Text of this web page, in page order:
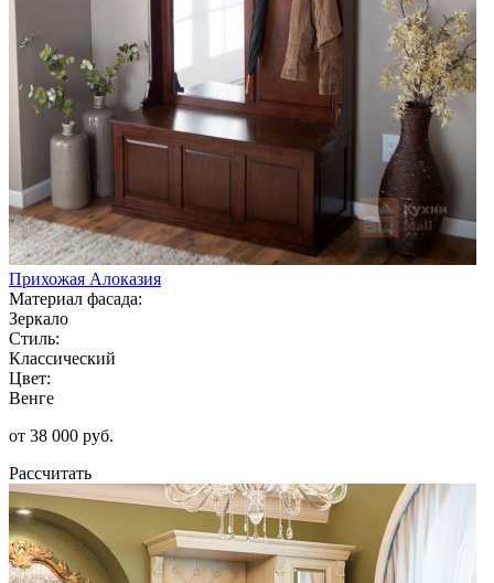
Прихожая Алоказия
Материал фасада:
Зеркало
Стиль:
Классический
Цвет:
Венге
от 38 000 руб.
Рассчитать